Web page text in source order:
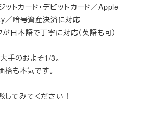
ットカード・デビットカード／Apple
／暗号資産決済に対応
日本語で丁寧に対応（英語も可）
手のおよそ1/3。
格も本気です。
してみてください！